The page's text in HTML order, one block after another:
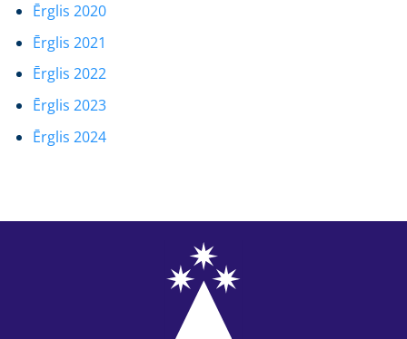
Ērglis 2020
Ērglis 2021
Ērglis 2022
Ērglis 2023
Ērglis 2024